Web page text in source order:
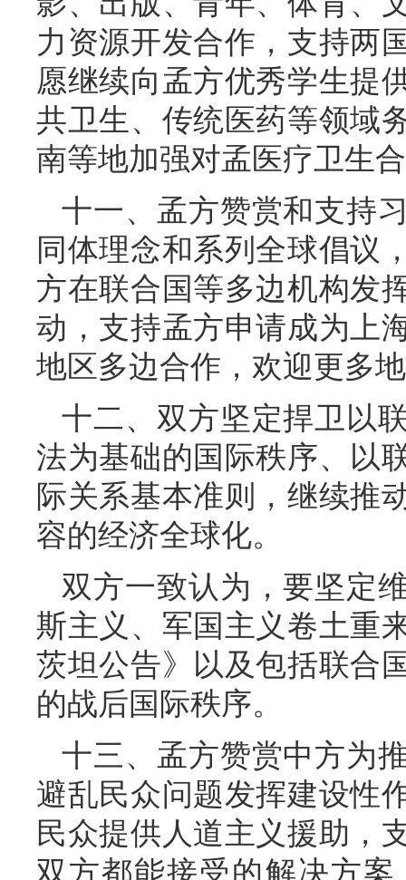
力资源开发合作，支持两
愿继续向孟方优秀学生提
共卫生、传统医药等领域
南等地加强对孟医疗卫生
十一、孟方赞赏和支持
同体理念和系列全球倡议
方在联合国等多边机构发
动，支持孟方申请成为上
地区多边合作，欢迎更多
十二、双方坚定捍卫以
法为基础的国际秩序、以
际关系基本准则，继续推
容的经济全球化。
双方一致认为，要坚定
斯主义、军国主义卷土重
茨坦公告》以及包括联合
的战后国际秩序。
十三、孟方赞赏中方为
避乱民众问题发挥建设性
民众提供人道主义援助，
双方都能接受的解决方